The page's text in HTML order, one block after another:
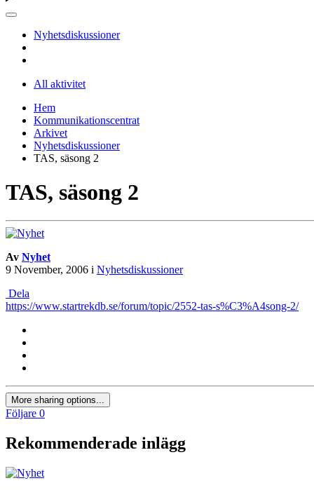
Nyhetsdiskussioner
All aktivitet
Hem
Kommunikationscentrat
Arkivet
Nyhetsdiskussioner
TAS, säsong 2
TAS, säsong 2
Av Nyhet
9 November, 2006 i Nyhetsdiskussioner
Dela
https://www.startrekdb.se/forum/topic/2552-tas-s%C3%A4song-2/
More sharing options...
Följare 0
Rekommenderade inlägg